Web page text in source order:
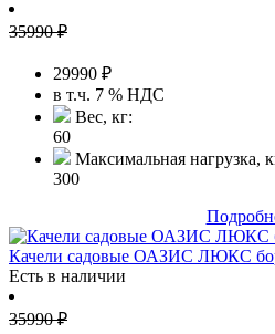
35990₽
29990 ₽
в т.ч. 7 % НДС
Вес, кг:
60
Максимальная нагрузка,
300
Качели садовые ОАЗИС ЛЮКС
Есть в наличии
35990₽